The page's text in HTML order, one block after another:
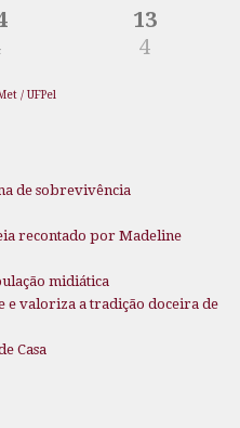
13
4
/ UFPel
de sobrevivência
recontado por Madeline
midiática
e valoriza a tradição doceira de
Casa